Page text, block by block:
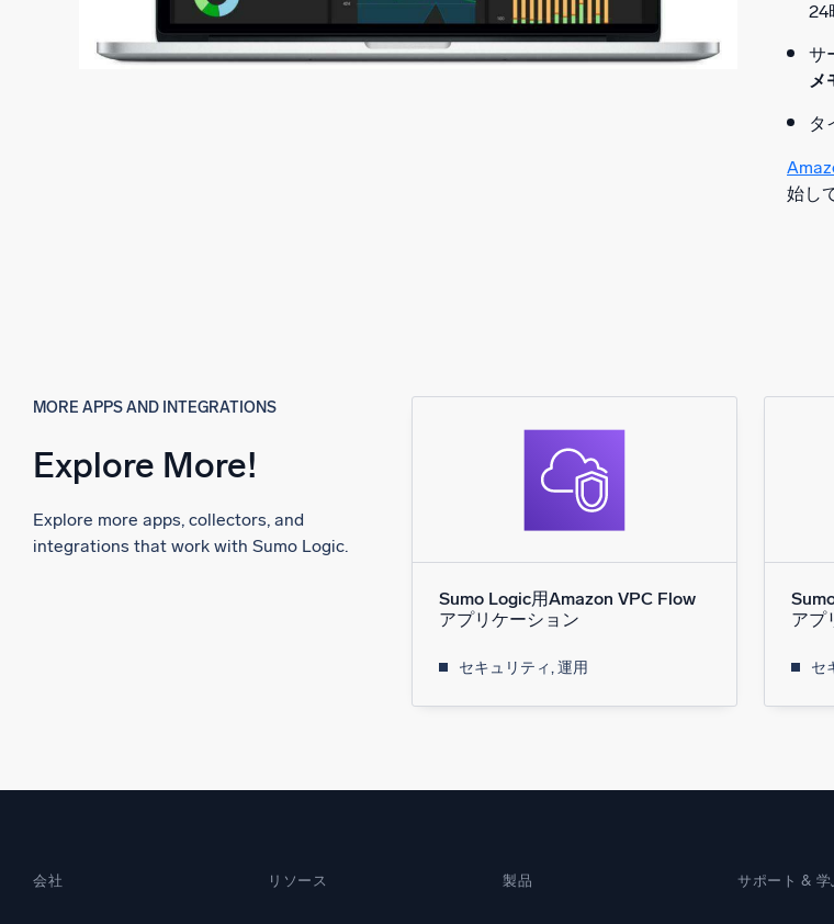
24
サ
メ
タ
始し
MORE APPS AND INTEGRATIONS
Explore More!
Explore more apps, collectors, and
integrations that work with Sumo Logic.
Sumo Logic用Amazon VPC Flow
アプリケーション
セキュリティ, 運用
アプ
セ
会社 リソース 製品 サポート & 学